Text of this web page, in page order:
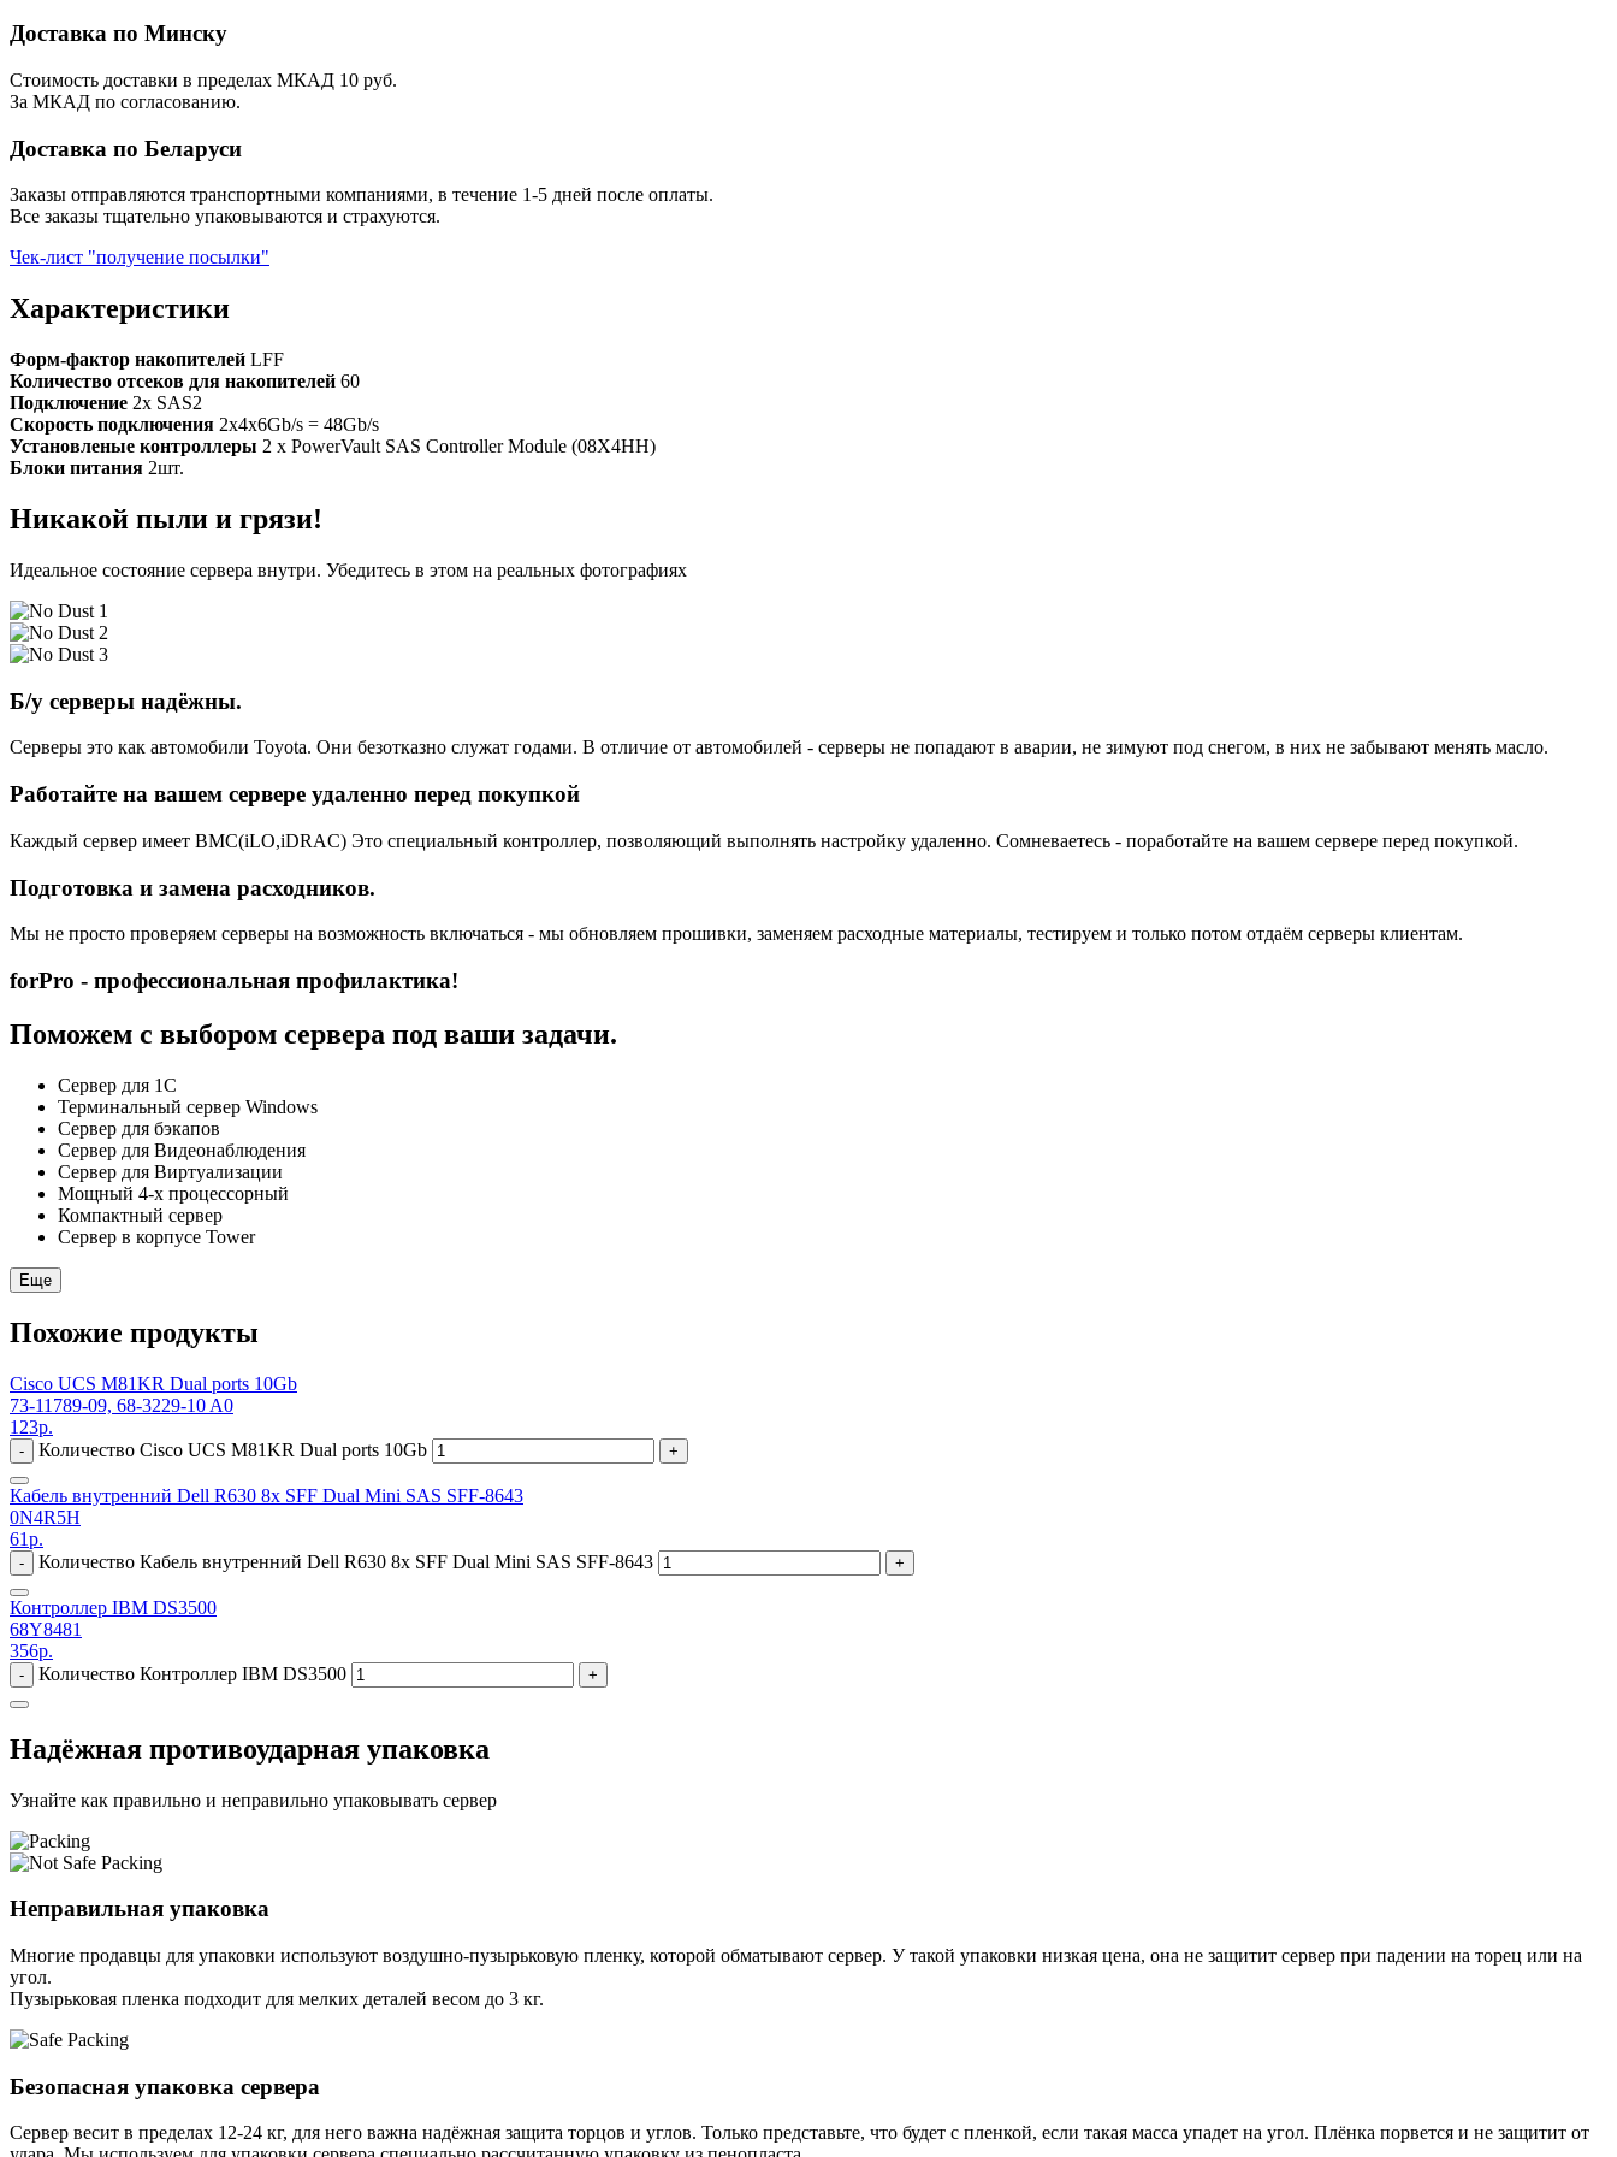
Доставка по Минску
Стоимость доставки в пределах МКАД 10 руб.
За МКАД по согласованию.
Доставка по Беларуси
Заказы отправляются транспортными компаниями, в течение 1-5 дней после оплаты.
Все заказы тщательно упаковываются и страхуются.
Чек-лист "получение посылки"
Характеристики
Форм-фактор накопителей LFF
Количество отсеков для накопителей 60
Подключение 2x SAS2
Скорость подключения 2x4x6Gb/s = 48Gb/s
Установленые контроллеры 2 x PowerVault SAS Controller Module (08X4HH)
Блоки питания 2шт.
Никакой пыли и грязи!
Идеальное состояние сервера внутри. Убедитесь в этом на реальных фотографиях
Б/у серверы надёжны.
Серверы это как автомобили Toyota. Они безотказно служат годами. В отличие от автомобилей - серверы не попадают в аварии, не зимуют под снегом, в них не забывают менять масло.
Работайте на вашем сервере удаленно перед покупкой
Каждый сервер имеет BMC(iLO,iDRAC) Это специальный контроллер, позволяющий выполнять настройку удаленно. Сомневаетесь - поработайте на вашем сервере перед покупкой.
Подготовка и замена расходников.
Мы не просто проверяем серверы на возможность включаться - мы обновляем прошивки, заменяем расходные материалы, тестируем и только потом отдаём серверы клиентам.
forPro - профессиональная профилактика!
Поможем с выбором сервера под ваши задачи.
Сервер для 1С
Терминальный сервер Windows
Сервер для бэкапов
Сервер для Видеонаблюдения
Сервер для Виртуализации
Мощный 4-х процессорный
Компактный сервер
Сервер в корпусе Tower
Еще
Похожие продукты
Cisco UCS M81KR Dual ports 10Gb
73-11789-09, 68-3229-10 A0
123р.
- Количество Cisco UCS M81KR Dual ports 10Gb +
Кабель внутренний Dell R630 8x SFF Dual Mini SAS SFF-8643
0N4R5H
61р.
- Количество Кабель внутренний Dell R630 8x SFF Dual Mini SAS SFF-8643 +
Контроллер IBM DS3500
68Y8481
356р.
- Количество Контроллер IBM DS3500 +
Надёжная противоударная упаковка
Узнайте как правильно и неправильно упаковывать сервер
Неправильная упаковка
Многие продавцы для упаковки используют воздушно-пузырьковую пленку, которой обматывают сервер. У такой упаковки низкая цена, она не защитит сервер при падении на торец или на
угол.
Пузырьковая пленка подходит для мелких деталей весом до 3 кг.
Безопасная упаковка сервера
Сервер весит в пределах 12-24 кг, для него важна надёжная защита торцов и углов. Только представьте, что будет с пленкой, если такая масса упадет на угол. Плёнка порвется и не защитит от